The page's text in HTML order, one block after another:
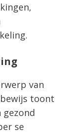
van
toont
gezond
se